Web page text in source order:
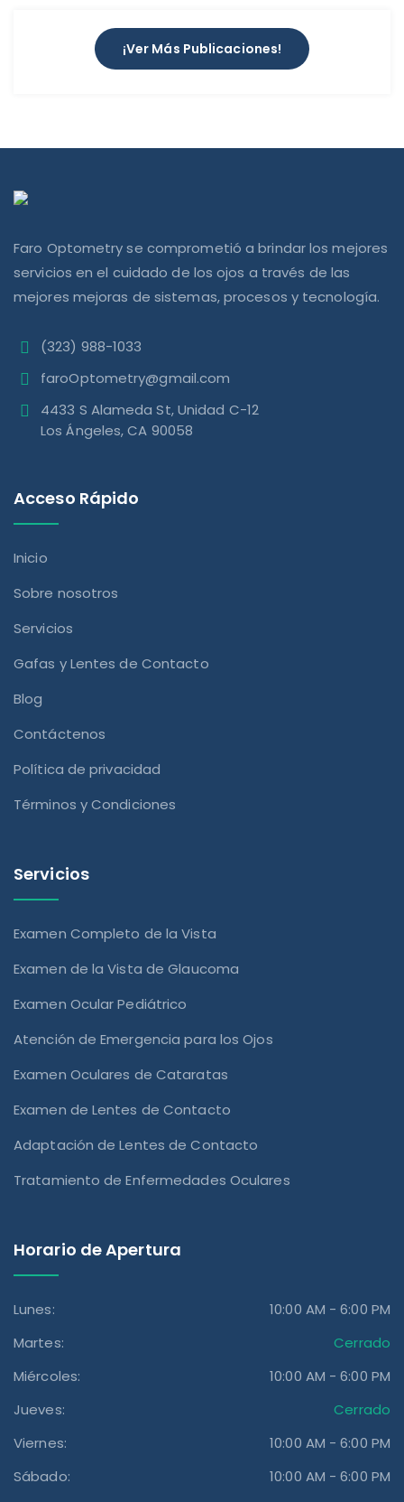
¡Ver Más Publicaciones!
Faro Optometry se comprometió a brindar los mejores
servicios en el cuidado de los ojos a través de las
mejores mejoras de sistemas, procesos y tecnología.
(323) 988-1033
faroOptometry@gmail.com
4433 S Alameda St, Unidad C-12
Los Ángeles, CA 90058
Acceso Rápido
Inicio
Sobre nosotros
Servicios
Gafas y Lentes de Contacto
Blog
Contáctenos
Política de privacidad
Términos y Condiciones
Servicios
Examen Completo de la Vista
Examen de la Vista de Glaucoma
Examen Ocular Pediátrico
Atención de Emergencia para los Ojos
Examen Oculares de Cataratas
Examen de Lentes de Contacto
Adaptación de Lentes de Contacto
Tratamiento de Enfermedades Oculares
Horario de Apertura
Lunes:
10:00 AM - 6:00 PM
Martes:
Cerrado
Miércoles:
10:00 AM - 6:00 PM
Jueves:
Cerrado
Viernes:
10:00 AM - 6:00 PM
Sábado:
10:00 AM - 6:00 PM